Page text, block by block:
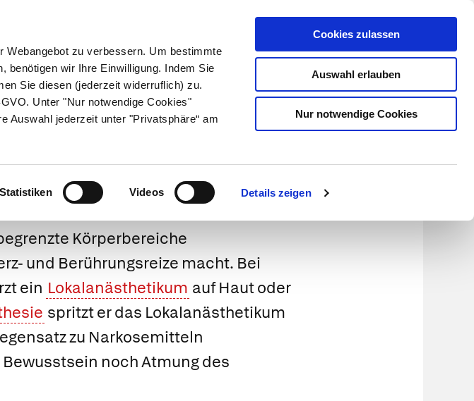
Webangebot zu verbessern. Um bestimmte
benötigen wir Ihre Einwilligung. Indem Sie
Sie diesen (jederzeit widerruflich) zu.
Unter "Nur notwendige Cookies"
Auswahl jederzeit unter "Privatsphäre“ am
Statistiken Videos Details zeigen
Cookies zulassen
Auswahl erlauben
Nur notwendige Cookies
Kundenlogin
Suche
Eltern & Kind Gesund leben Über uns
Körperbereiche
und Berührungsreize macht. Bei
ein Lokalanästhetikum auf Haut oder
spritzt er das Lokalanästhetikum
zu Narkosemitteln
noch Atmung des